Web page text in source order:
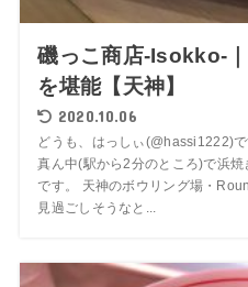
磯っこ商店‐Isokko‐
を堪能【天神】
2020.10.06
どうも、はっしぃ(@hassi1222)
真ん中(駅から2分のところ)で浜焼
です。 天神のボウリング場・
見過ごしそうなと...